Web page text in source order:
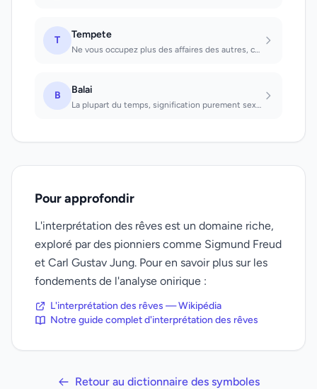
T Tempete
Ne vous occupez plus des affaires des autres, cela se retournerait contre vous
B Balai
La plupart du temps, signification purement sexuelle d'instrument. Que l'on voit...
Pour approfondir
L'interprétation des rêves est un domaine riche,
exploré par des pionniers comme Sigmund Freud
et Carl Gustav Jung. Pour en savoir plus sur les
fondements de l'analyse onirique :
L'interprétation des rêves — Wikipédia
Notre guide complet d'interprétation des rêves
Retour au dictionnaire des symboles